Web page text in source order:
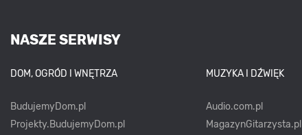
NASZE SERWISY
DOM, OGRÓD I WNĘTRZA
BudujemyDom.pl
Projekty.BudujemyDom.pl
MUZYKA I DŹWIĘK
Audio.com.pl
MagazynGitarzysta.pl